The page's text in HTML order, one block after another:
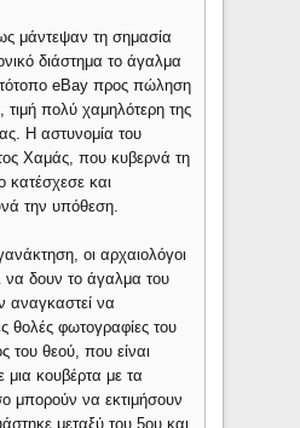
μάντεψαν τη σημασία
διάστημα το άγαλμα
eBay προς πώληση
τιμή πολύ χαμηλότερη της
Η αστυνομία του
Χαμάς, που κυβερνά τη
κατέσχεσε και
την υπόθεση.
οι αρχαιολόγοι
να δουν το άγαλμα του
αναγκαστεί να
θολές φωτογραφίες του
του θεού, που είναι
κουβέρτα με τα
μπορούν να εκτιμήσουν
μεταξύ του 5ου και